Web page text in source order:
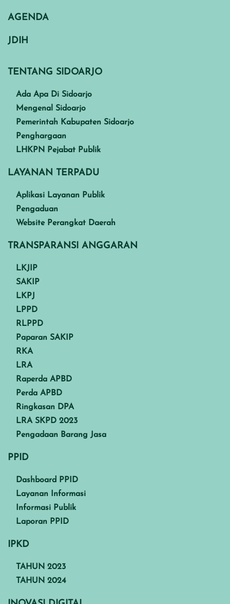
AGENDA
JDIH
TENTANG SIDOARJO
Ada Apa Di Sidoarjo
Mengenal Sidoarjo
Pemerintah Kabupaten Sidoarjo
Penghargaan
LHKPN Pejabat Publik
LAYANAN TERPADU
Aplikasi Layanan Publik
Pengaduan
Website Perangkat Daerah
TRANSPARANSI ANGGARAN
LKJIP
SAKIP
LKPJ
LPPD
RLPPD
Paparan SAKIP
RKA
LRA
Raperda APBD
Perda APBD
Ringkasan DPA
LRA SKPD 2023
Pengadaan Barang Jasa
PPID
Dashboard PPID
Layanan Informasi
Informasi Publik
Laporan PPID
IPKD
TAHUN 2023
TAHUN 2024